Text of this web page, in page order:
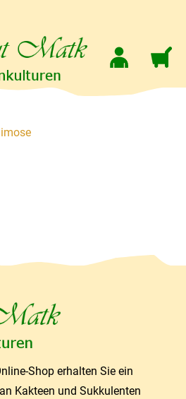
Shop erhalten Sie ein
Kakteen und Sukkulenten